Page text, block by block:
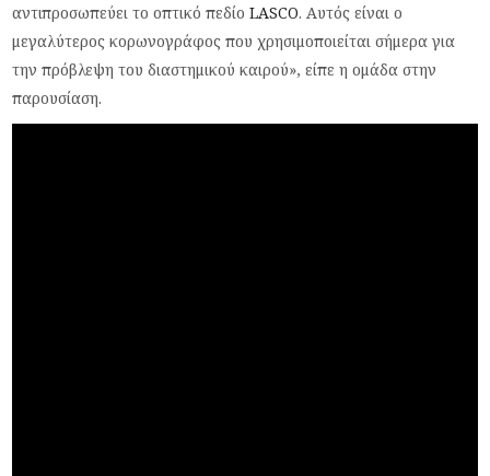
αντιπροσωπεύει το οπτικό πεδίοLASCO. Αυτός είναι ο
μεγαλύτερος κορωνογράφος που χρησιμοποιείται σήμερα για
την πρόβλεψη του διαστημικού καιρού», είπε η ομάδα στην
παρουσίαση.